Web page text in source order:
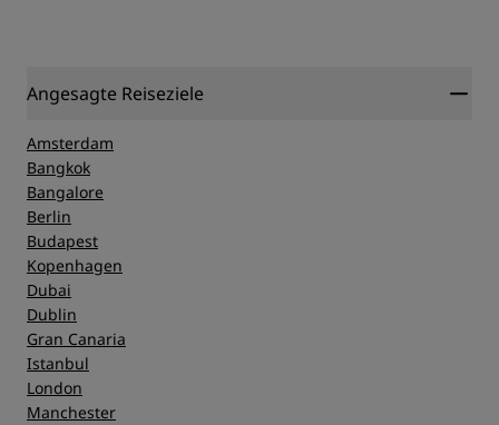
Angesagte Reiseziele
Amsterdam
Bangkok
Bangalore
Berlin
Budapest
Kopenhagen
Dubai
Dublin
Gran Canaria
Istanbul
London
Manchester